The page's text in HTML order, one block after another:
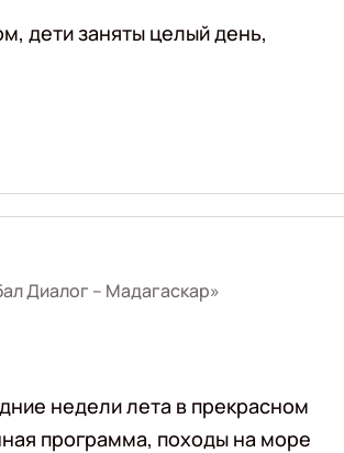
дети заняты целый день,
Диалог – Мадагаскар»
недели лета в прекрасном
программа, походы на море